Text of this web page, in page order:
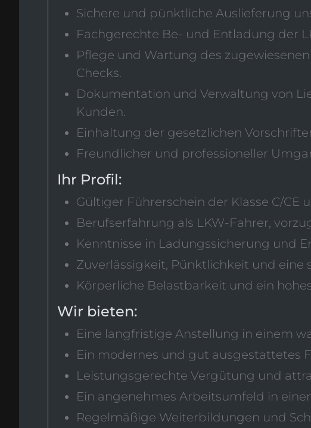
Sichere und pünktliche Auslieferung
Fachgerechte Be- und Entladung der
Pflege und Wartung des
Checks.
Dokumentation und Verwaltung von
Kunden.
Einhaltung der gesetzlichen
Freundlicher und professioneller
Ihr Profil:
Gültiger Führerschein der Klasse C/
Berufserfahrung als LKW-Fahrer,
Kenntnisse in Ladungssicherung und
Zuverlässigkeit, Pünktlichkeit und eine
Körperliche Belastbarkeit und ein
Wir bieten:
Eine langfristige Anstellung in einem
Ein modernes und gut ausgestattetes
Leistungsgerechte Vergütung und
Ein angenehmes Arbeitsumfeld in
Regelmäßige Weiterbildungen und